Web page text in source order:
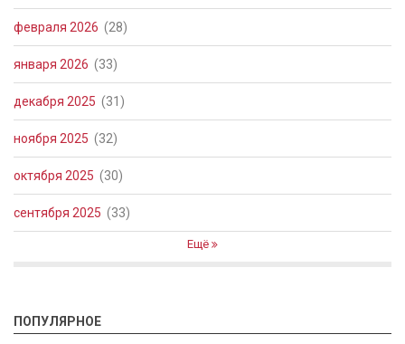
февраля 2026 (28)
января 2026 (33)
декабря 2025 (31)
ноября 2025 (32)
октября 2025 (30)
сентября 2025 (33)
Ещё
ПОПУЛЯРНОЕ